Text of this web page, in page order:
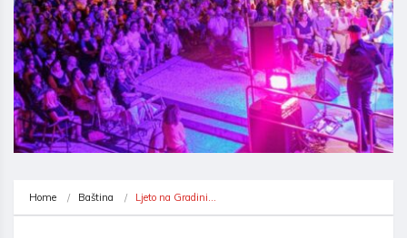
Home Baština Ljeto na Gradini…